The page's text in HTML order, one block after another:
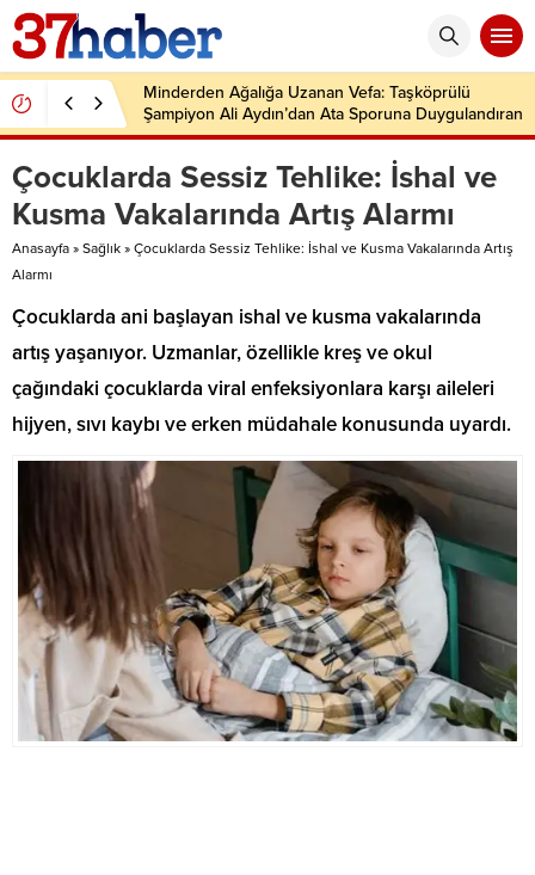
Minderden Ağalığa Uzanan Vefa: Taşköprülü
Şampiyon Ali Aydın’dan Ata Sporuna Duygulandıran
Dönüş
Çocuklarda Sessiz Tehlike: İshal ve
Kusma Vakalarında Artış Alarmı
Anasayfa » Sağlık » Çocuklarda Sessiz Tehlike: İshal ve Kusma Vakalarında Artış
Alarmı
Çocuklarda ani başlayan ishal ve kusma vakalarında
artış yaşanıyor. Uzmanlar, özellikle kreş ve okul
çağındaki çocuklarda viral enfeksiyonlara karşı aileleri
hijyen, sıvı kaybı ve erken müdahale konusunda uyardı.